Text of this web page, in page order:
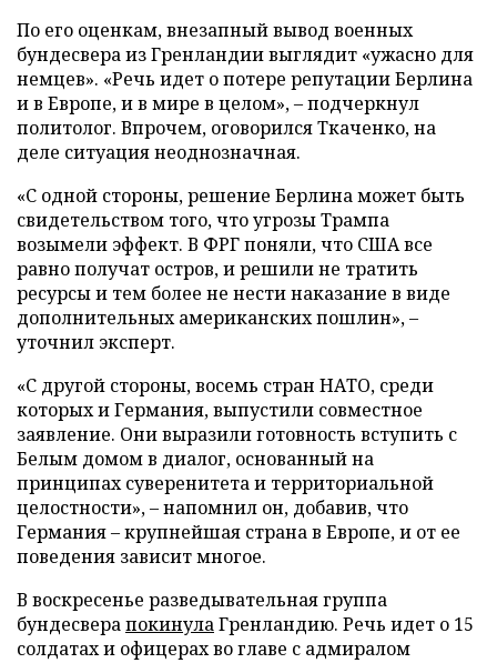
По его оценкам, внезапный вывод военных
бундесвера из Гренландии выглядит «ужасно для
немцев». «Речь идет о потере репутации Берлина
и в Европе, и в мире в целом», – подчеркнул
политолог. Впрочем, оговорился Ткаченко, на
деле ситуация неоднозначная.
«С одной стороны, решение Берлина может быть
свидетельством того, что угрозы Трампа
возымели эффект. В ФРГ поняли, что США все
равно получат остров, и решили не тратить
ресурсы и тем более не нести наказание в виде
дополнительных американских пошлин», –
уточнил эксперт.
«С другой стороны, восемь стран НАТО, среди
которых и Германия, выпустили совместное
заявление. Они выразили готовность вступить с
Белым домом в диалог, основанный на
принципах суверенитета и территориальной
целостности», – напомнил он, добавив, что
Германия – крупнейшая страна в Европе, и от ее
поведения зависит многое.
В воскресенье разведывательная группа
бундесверапокинулаГренландию. Речь идет о 15
солдатах и офицерах во главе с адмиралом